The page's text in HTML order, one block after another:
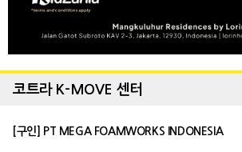
코트라 K-MOVE 센터
[구인] PT MEGA FOAMWORKS INDONESIA